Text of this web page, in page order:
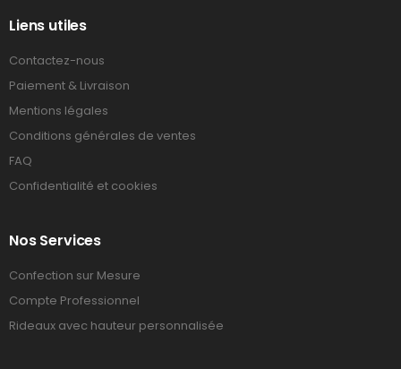
Liens utiles
Contactez-nous
Paiement & Livraison
Mentions légales
Conditions générales de ventes
FAQ
Confidentialité et cookies
Nos Services
Confection sur Mesure
Compte Professionnel
Rideaux avec hauteur personnalisée